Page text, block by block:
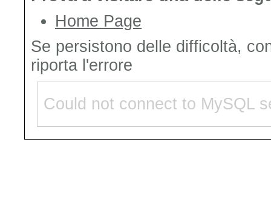
Home Page
Se persistono delle difficoltà,
riporta l'errore
Could not connect to MySQL